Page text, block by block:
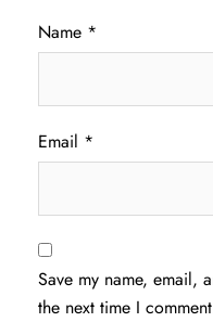
Name *
Email *
Save my name, email,
the next time I